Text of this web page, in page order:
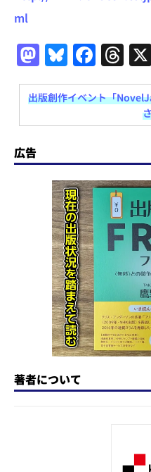
ml
M
a
st
o
o
n
Bl
u
e
s
y
F
a
c
e
o
o
T
h
re
a
s
出版創作イベント「
広告
著者について